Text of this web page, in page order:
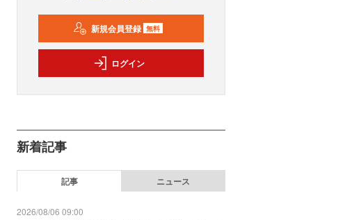
新規会員登録 無料
ログイン
新着記事
記事 ニュース
2026/08/06 09:00